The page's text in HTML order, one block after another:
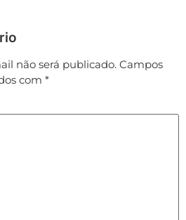
não será publicado. Campos
com *